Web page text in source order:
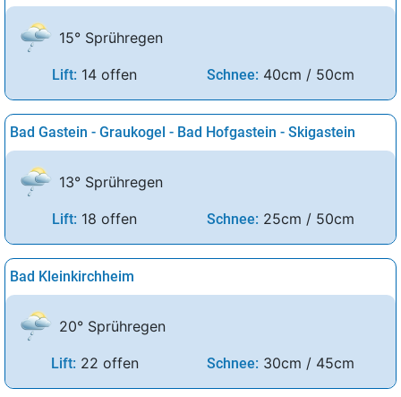
15° Sprühregen
Lift: 14 offen Schnee: 40cm / 50cm
Bad Gastein - Graukogel - Bad Hofgastein - Skigastein
13° Sprühregen
Lift: 18 offen Schnee: 25cm / 50cm
Bad Kleinkirchheim
20° Sprühregen
Lift: 22 offen Schnee: 30cm / 45cm